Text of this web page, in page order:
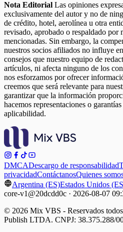
Nota Editorial Las opiniones
exclusivamente del autor y no de
de crédito, hotel, aerolínea u otra
revisado, aprobado o respaldado por
mencionadas. Sin embargo, la
nuestros socios afiliados no influye
consejos que nuestro equipo de
artículos, ni afecta ninguno de los
nos esforzamos por ofrecer
creemos que será relevante para
garantizar que la información
hacemos representaciones o
aplicabilidad.
DMCADescargo de responsabilidad
privacidadContáctanosQuienes
Argentina (ES)Estados Unidos
core-v1@20dcdd0c · 2026-08-07
© 2026 Mix VBS - Reservados
Publish LTDA. CNPJ: 38.375.288/